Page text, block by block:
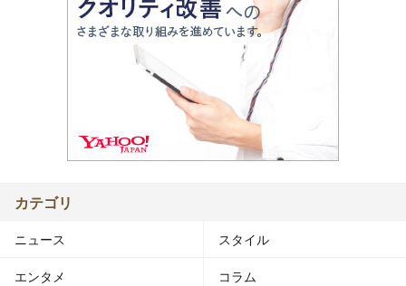
カテゴリ
ニュース スタイル
エンタメ コラム